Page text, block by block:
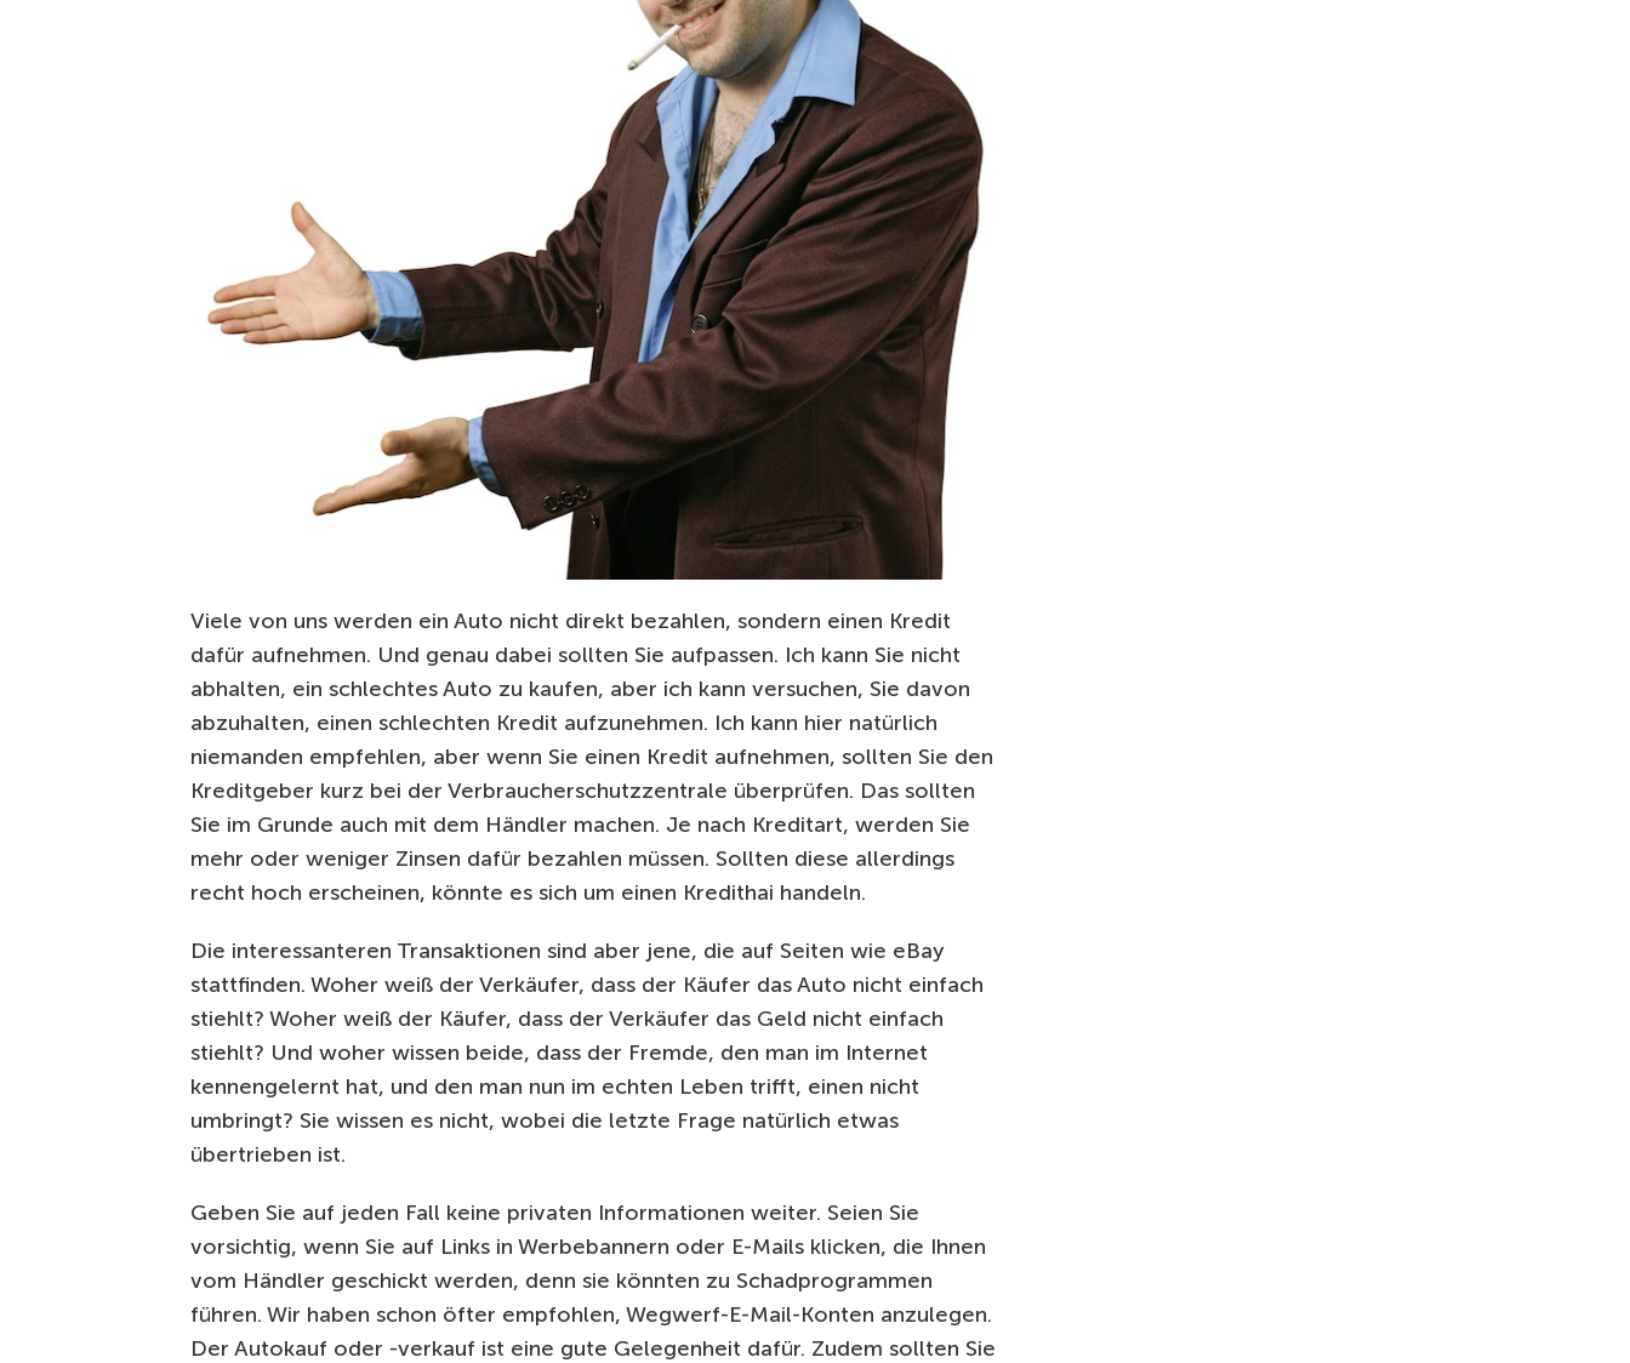
Viele von uns werden ein Auto nicht direkt bezahlen, sondern einen Kredit
dafür aufnehmen. Und genau dabei sollten Sie aufpassen. Ich kann Sie nicht
abhalten, ein schlechtes Auto zu kaufen, aber ich kann versuchen, Sie davon
abzuhalten, einen schlechten Kredit aufzunehmen. Ich kann hier natürlich
niemanden empfehlen, aber wenn Sie einen Kredit aufnehmen, sollten Sie den
Kreditgeber kurz bei der Verbraucherschutzzentrale überprüfen. Das sollten
Sie im Grunde auch mit dem Händler machen. Je nach Kreditart, werden Sie
mehr oder weniger Zinsen dafür bezahlen müssen. Sollten diese allerdings
recht hoch erscheinen, könnte es sich um einen Kredithai handeln.
Die interessanteren Transaktionen sind aber jene, die auf Seiten wie eBay
stattfinden. Woher weiß der Verkäufer, dass der Käufer das Auto nicht einfach
stiehlt? Woher weiß der Käufer, dass der Verkäufer das Geld nicht einfach
stiehlt? Und woher wissen beide, dass der Fremde, den man im Internet
kennengelernt hat, und den man nun im echten Leben trifft, einen nicht
umbringt? Sie wissen es nicht, wobei die letzte Frage natürlich etwas
übertrieben ist.
Geben Sie auf jeden Fall keine privaten Informationen weiter. Seien Sie
vorsichtig, wenn Sie auf Links in Werbebannern oder E-Mails klicken, die Ihnen
vom Händler geschickt werden, denn sie könnten zu Schadprogrammen
führen. Wir haben schon öfter empfohlen, Wegwerf-E-Mail-Konten anzulegen.
Der Autokauf oder -verkauf ist eine gute Gelegenheit dafür. Zudem sollten Sie